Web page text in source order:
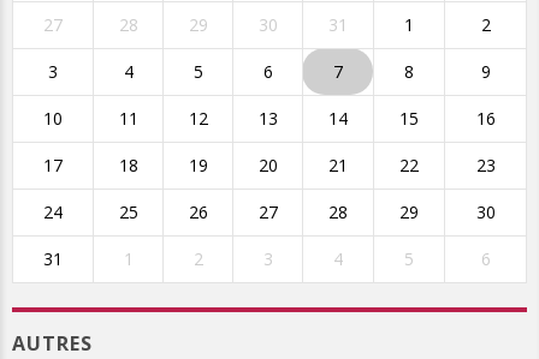
27 28 29 30 31 1 2
3 4 5 6 7 8 9
10 11 12 13 14 15 16
17 18 19 20 21 22 23
24 25 26 27 28 29 30
31 1 2 3 4 5 6
AUTRES